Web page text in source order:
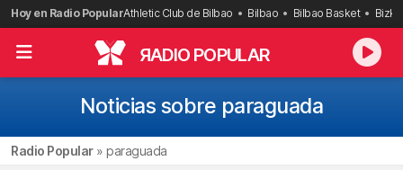
Saltar
al
contenido
Hoy en Radio PopularAthletic Club de Bilbao Bilbao Bilbao Basket
RADIO POPULAR
Noticias sobre paraguada
Radio Popular» paraguada